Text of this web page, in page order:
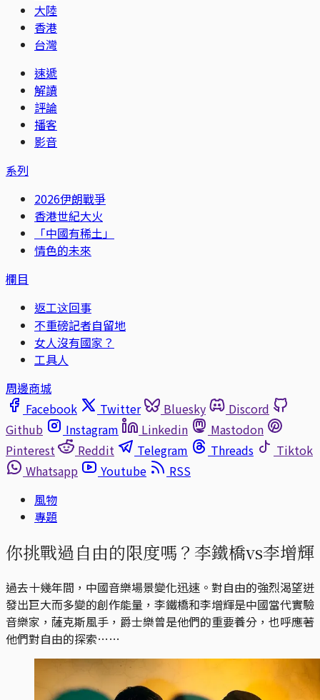
大陸
香港
台灣
速遞
解讀
評論
播客
影音
系列
2026伊朗戰爭
香港世紀大火
「中國有稀土」
情色的未來
欄目
返工这回事
不重磅記者自留地
女人沒有國家？
工具人
周邊商城
Facebook
Twitter Bluesky
Discord
Github
Instagram Linkedin
Mastodon
Pinterest
Reddit Telegram Threads
Tiktok
Whatsapp
Youtube
RSS
風物
專題
你挑戰過自由的限度嗎？李鐵橋vs李增輝
過去十幾年間，中國音樂場景變化迅速。對自由的強烈渴望迸
發出巨大而多變的創作能量，李鐵橋和李增輝是中國當代實驗
音樂家，薩克斯風手，爵士樂曾是他們的重要養分，也呼應著
他們對自由的探索……